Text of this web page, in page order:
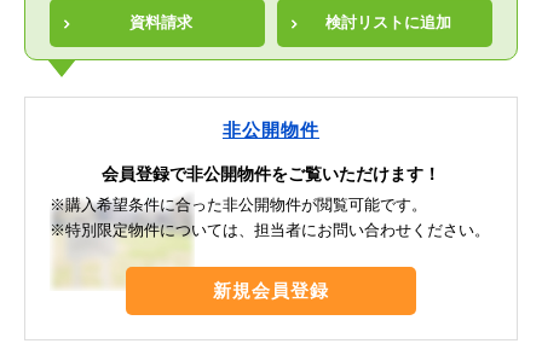
資料請求 検討リストに追加
非公開物件
会員登録で非公開物件をご覧いただけます！
※購入希望条件に合った非公開物件が閲覧可能です。
※特別限定物件については、担当者にお問い合わせください。
新規会員登録